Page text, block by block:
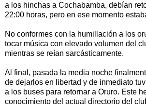
a los hinchas a Cochabamba, debían
22:00 horas, pero en ese momento
No conformes con la humillación a los
tocar música con elevado volumen del
mientras se reían sarcásticamente.
Al final, pasada la media noche
de dejarlos en libertad y de inmediato
a los buses para retornar a Oruro. Este
conocimiento del actual directorio del